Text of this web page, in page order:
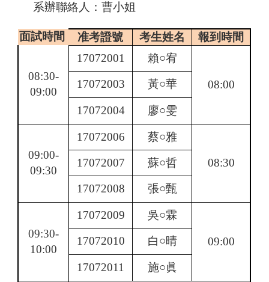
系辦聯絡人：曹小姐
面試時間 准考證號 考生姓名 報到時間
08:30-
09:00
17072001 賴○宥
08:00
17072003 黃○華
17072004 廖○雯
09:00-
09:30
17072006 蔡○雅
08:30
17072007 蘇○哲
17072008 張○甄
09:30-
10:00
17072009 吳○霖
09:00
17072010 白○晴
17072011
施○眞